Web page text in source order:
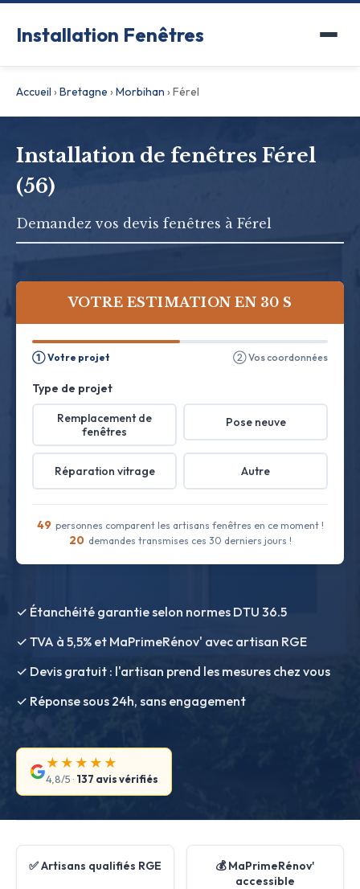
Installation Fenêtres
Accueil ›Bretagne ›Morbihan ›Férel
Installation de fenêtres Férel
(56)
Demandez vos devis fenêtres à Férel
VOTRE ESTIMATION EN 30 S
① Votre projet ② Vos coordonnées
Type de projet
Remplacement de
fenêtres
Pose neuve
Réparation vitrage Autre
49 personnes comparent les artisans fenêtres en ce moment !
20 demandes transmises ces 30 derniers jours !
✓ Étanchéité garantie selon normes DTU 36.5
✓ TVA à 5,5% et MaPrimeRénov' avec artisan RGE
✓ Devis gratuit : l'artisan prend les mesures chez vous
✓ Réponse sous 24h, sans engagement
★★★★★
4,8/5 · 137 avis vérifiés
✅ Artisans qualifiés RGE
💰 MaPrimeRénov'
accessible